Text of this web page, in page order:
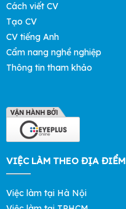
Cách viết CV
Tạo CV
CV tiếng Anh
Cẩm nang nghề nghiệp
Thông tin tham khảo
VIỆC LÀM THEO ĐỊA ĐIỂM
Việc làm tại Hà Nội